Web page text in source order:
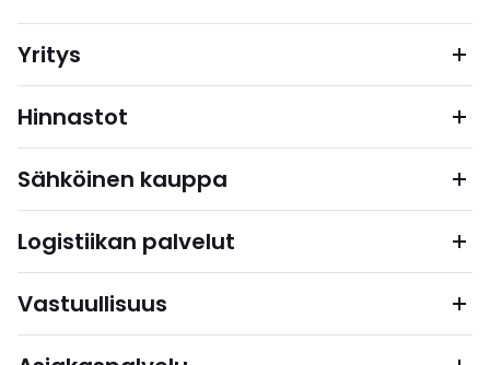
Yritys
Hinnastot
Sähköinen kauppa
Logistiikan palvelut
Vastuullisuus